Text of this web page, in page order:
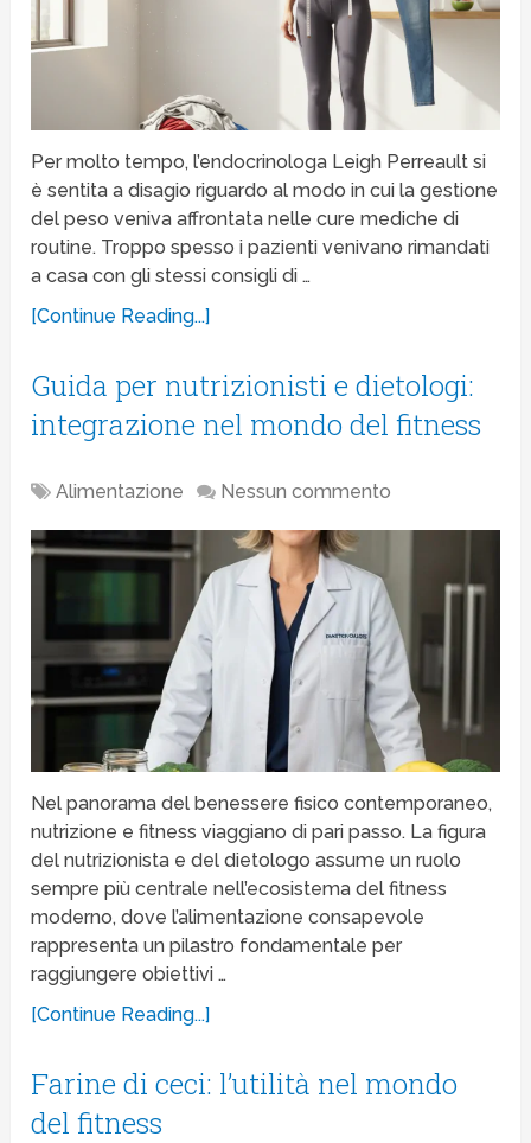
Per molto tempo, l’endocrinologa Leigh Perreault si
è sentita a disagio riguardo al modo in cui la gestione
del peso veniva affrontata nelle cure mediche di
routine. Troppo spesso i pazienti venivano rimandati
a casa con gli stessi consigli di …
[Continue Reading...]
Guida per nutrizionisti e dietologi:
integrazione nel mondo del fitness
Alimentazione Nessun commento
Nel panorama del benessere fisico contemporaneo,
nutrizione e fitness viaggiano di pari passo. La figura
del nutrizionista e del dietologo assume un ruolo
sempre più centrale nell’ecosistema del fitness
moderno, dove l’alimentazione consapevole
rappresenta un pilastro fondamentale per
raggiungere obiettivi …
[Continue Reading...]
Farine di ceci: l’utilità nel mondo
del fitness